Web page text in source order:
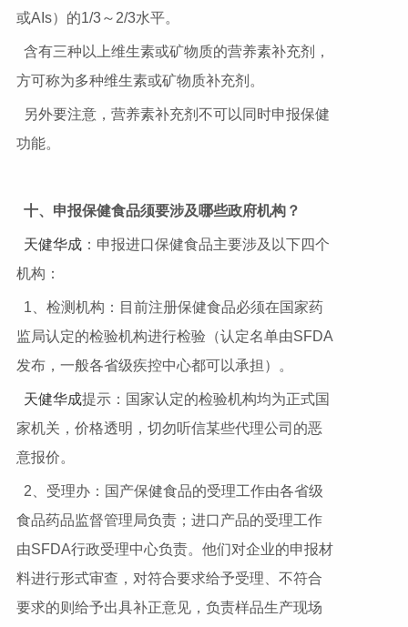
或AIs）的1/3～2/3水平。
含有三种以上维生素或矿物质的营养素补充剂，
方可称为多种维生素或矿物质补充剂。
另外要注意，营养素补充剂不可以同时申报保健
功能。
十、申报保健食品须要涉及哪些政府机构？
天健华成：申报进口保健食品主要涉及以下四个
机构：
1、检测机构：目前注册保健食品必须在国家药
监局认定的检验机构进行检验（认定名单由SFDA
发布，一般各省级疾控中心都可以承担）。
天健华成提示：国家认定的检验机构均为正式国
家机关，价格透明，切勿听信某些代理公司的恶
意报价。
2、受理办：国产保健食品的受理工作由各省级
食品药品监督管理局负责；进口产品的受理工作
由SFDA行政受理中心负责。他们对企业的申报材
料进行形式审查，对符合要求给予受理、不符合
要求的则给予出具补正意见，负责样品生产现场